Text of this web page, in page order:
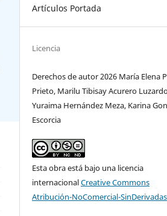
Artículos Portada
Licencia
Derechos de autor 2026 María Elena
Prieto, Marilu Tibisay Acurero
Yuraima Hernández Meza, Karina
Escorcia
Esta obra está bajo una licencia
internacionalCreative Commons
Atribución-NoComercial-